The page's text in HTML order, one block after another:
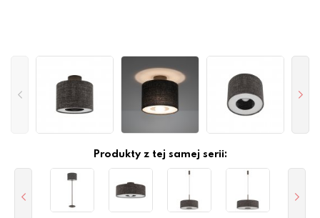
Produkty z tej samej serii: